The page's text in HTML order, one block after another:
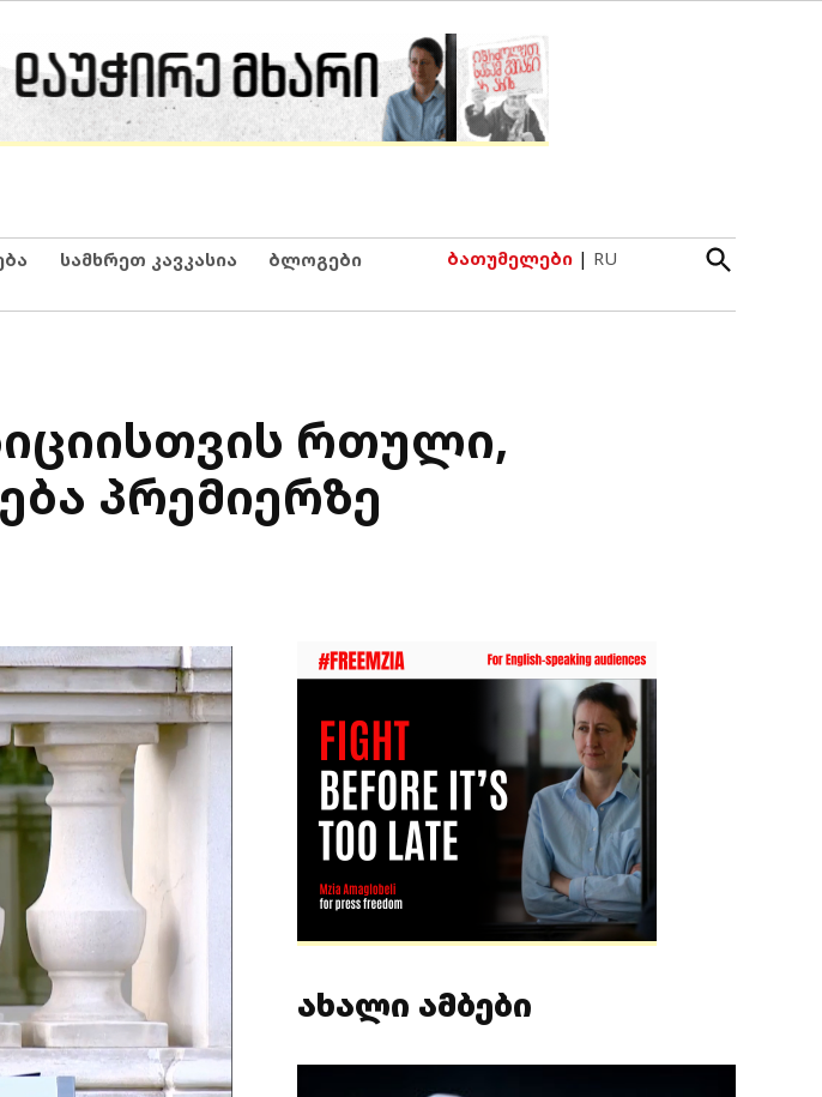
სამხრეთ კავკასია ბლოგები ბათუმელები | RU
Open
Search
რთული,
პრემიერზე
ახალი ამბები